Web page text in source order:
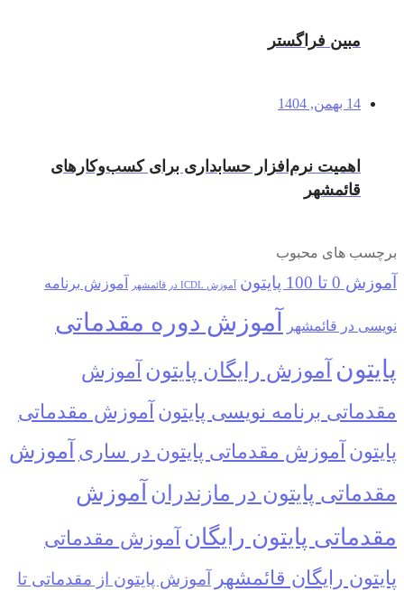
مبین فراگستر
14 بهمن, 1404
اهمیت نرم‌افزار حسابداری برای کسب‌وکارهای
قائمشهر
برچسب های محبوب
آموزش 0 تا 100 پایتون آموزش ICDL در قائمشهر آموزش برنامه
نویسی در قائمشهر
آموزش دوره مقدماتی
پایتون آموزش رایگان پایتون آموزش
مقدماتی برنامه نویسی پایتون آموزش مقدماتی
پایتون آموزش مقدماتی پایتون در ساری آموزش
مقدماتی پایتون در مازندران آموزش
مقدماتی پایتون رایگان آموزش مقدماتی
پایتون رایگان قائمشهر
آموزش پایتون از مقدماتی تا